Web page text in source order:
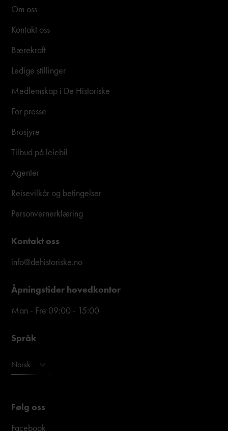
Om oss
Kontakt oss
Bærekraft
Ledige stillinger
Medlemskap i De Historiske
For presse
Brosjyre
Tilbud på leiebil
Agenter
Reisevilkår og betingelser
Personvernerklæring
Kontakt oss
info@dehistoriske.no
Åpningstider hovedkontor
Man - Fre 09:00 - 15:00
Språk
Norsk
Følg oss
Facebook